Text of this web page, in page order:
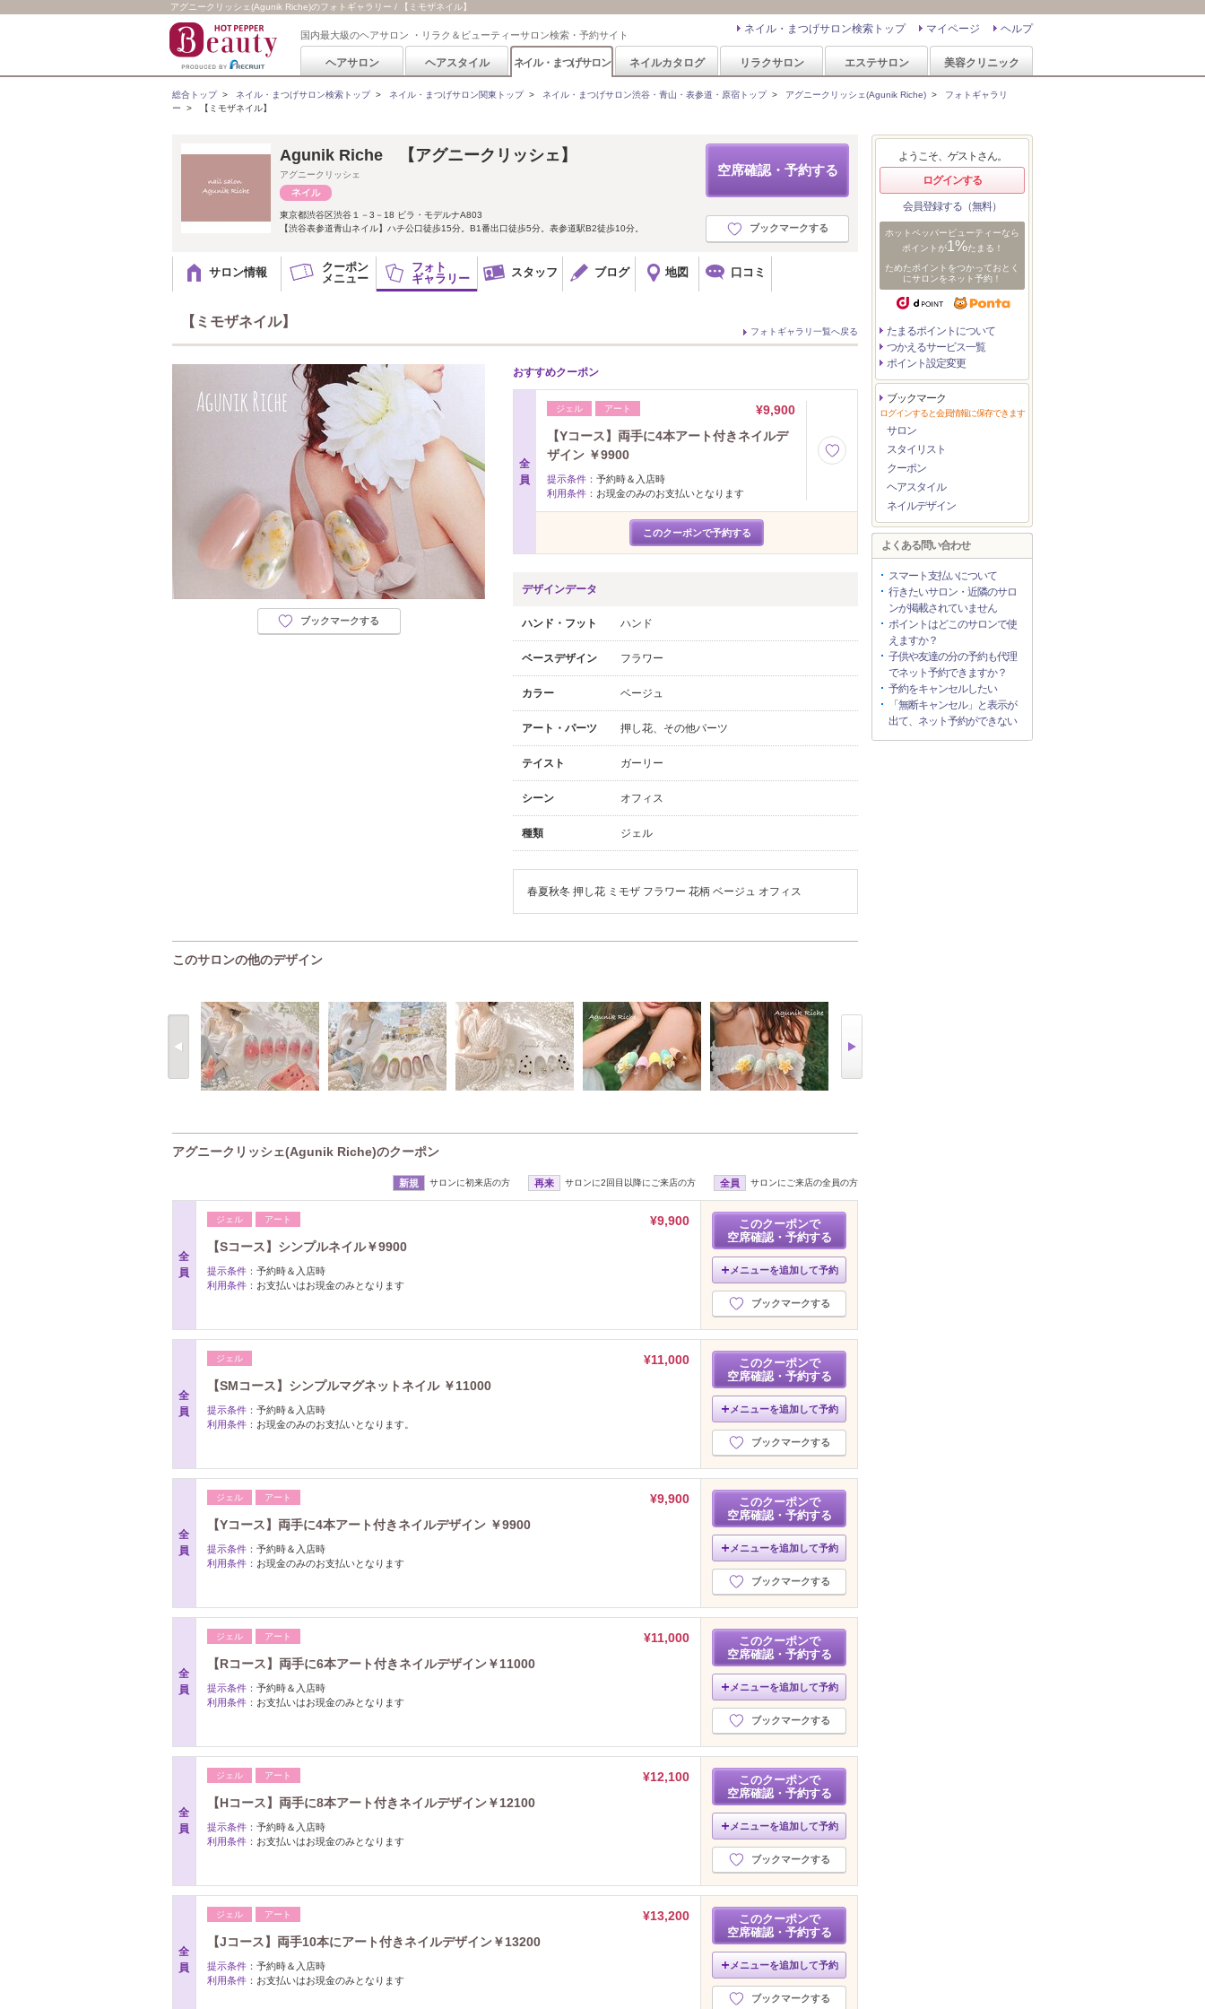
アグニークリッシェ(Agunik Riche)のフォトギャラリー / 【ミモザネイル】
国内最大級のヘアサロン ・リラク＆ビューティーサロン検索・予約サイト ヘルプ
マイページ
ネイル・まつげサロン検索トップ
ヘアサロン ヘアスタイル ネイル・まつげサロン ネイルカタログ リラクサロン エステサロン 美容クリニック
総合トップ> ネイル・まつげサロン検索トップ> ネイル・まつげサロン関東トップ> ネイル・まつげサロン渋谷・青山・表参道・原宿トップ> アグニークリッシェ(Agunik Riche) > フォトギャラリ
ー > 【ミモザネイル】
空席確認・予約する
ブックマークする
Agunik Riche 【アグニークリッシェ】
アグニークリッシェ
東京都渋谷区渋谷１－3－18 ビラ・モデルナA803
【渋谷表参道青山ネイル】ハチ公口徒歩15分。B1番出口徒歩5分。表参道駅B2徒歩10分。
サロン情報
クーポン
メニュー
フォト
ギャラリー
スタッフ ブログ 地図 口コミ
【ミモザネイル】
フォトギャラリ一覧へ戻る
ブックマークする
おすすめクーポン
全
員
ジェル アート
¥9,900
【Yコース】両手に4本アート付きネイルデ
ザイン ￥9900
提示条件： 予約時＆入店時
利用条件： お現金のみのお支払いとなります
このクーポンで予約する
デザインデータ
ハンド・フット ハンド
ベースデザイン フラワー
カラー ベージュ
アート・パーツ 押し花、その他パーツ
テイスト ガーリー
シーン オフィス
種類 ジェル
春夏秋冬 押し花 ミモザ フラワー 花柄 ベージュ オフィス
このサロンの他のデザイン
アグニークリッシェ(Agunik Riche)のクーポン
新規 サロンに初来店の方 再来 サロンに2回目以降にご来店の方 全員 サロンにご来店の全員の方
全
員
ジェル アート
¥9,900
【Sコース】シンプルネイル￥9900
提示条件： 予約時＆入店時
利用条件： お支払いはお現金のみとなります
このクーポンで
空席確認・予約する
メニューを追加して予約
ブックマークする
全
員
ジェル
¥11,000
【SMコース】シンプルマグネットネイル ￥11000
提示条件： 予約時＆入店時
利用条件： お現金のみのお支払いとなります。
このクーポンで
空席確認・予約する
メニューを追加して予約
ブックマークする
全
員
ジェル アート
¥9,900
【Yコース】両手に4本アート付きネイルデザイン ￥9900
提示条件： 予約時＆入店時
利用条件： お現金のみのお支払いとなります
このクーポンで
空席確認・予約する
メニューを追加して予約
ブックマークする
全
員
ジェル アート
¥11,000
【Rコース】両手に6本アート付きネイルデザイン￥11000
提示条件： 予約時＆入店時
利用条件： お支払いはお現金のみとなります
このクーポンで
空席確認・予約する
メニューを追加して予約
ブックマークする
全
員
ジェル アート
¥12,100
【Hコース】両手に8本アート付きネイルデザイン￥12100
提示条件： 予約時＆入店時
利用条件： お支払いはお現金のみとなります
このクーポンで
空席確認・予約する
メニューを追加して予約
ブックマークする
全
員
ジェル アート
¥13,200
【Jコース】両手10本にアート付きネイルデザイン￥13200
提示条件： 予約時＆入店時
利用条件： お支払いはお現金のみとなります
このクーポンで
空席確認・予約する
メニューを追加して予約
ブックマークする
ようこそ、ゲストさん。
ログインする
会員登録する（無料）
ホットペッパービューティーなら
ポイントが1%たまる！
ためたポイントをつかっておとく
にサロンをネット予約！
たまるポイントについて
つかえるサービス一覧
ポイント設定変更
ブックマーク
ログインすると会員情報に保存できます
サロン
スタイリスト
クーポン
ヘアスタイル
ネイルデザイン
よくある問い合わせ
スマート支払いについて
行きたいサロン・近隣のサロ
ンが掲載されていません
ポイントはどこのサロンで使
えますか？
子供や友達の分の予約も代理
でネット予約できますか？
予約をキャンセルしたい
「無断キャンセル」と表示が
出て、ネット予約ができない